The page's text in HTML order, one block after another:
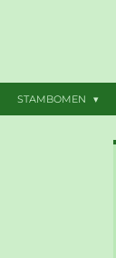
STAMBOMEN